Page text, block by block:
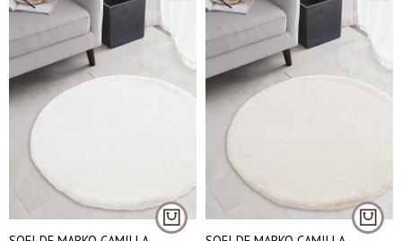
150*150 см 150*150 см